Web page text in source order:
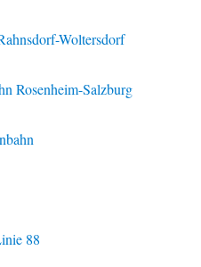
Woltersdorf
Rosenheim-Salzburg
88